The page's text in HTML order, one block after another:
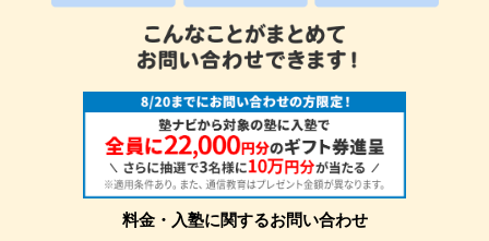
料金・入塾に関するお問い合わせ